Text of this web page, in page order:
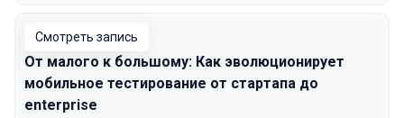
Смотреть запись
От малого к большому: Как эволюционирует
мобильное тестирование от стартапа до
enterprise